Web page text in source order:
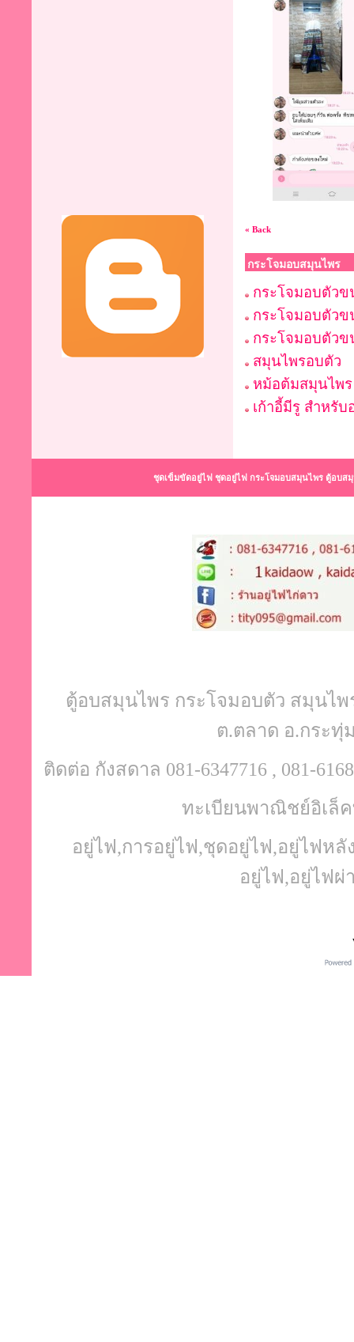
« Back
กระโจมอบสมุนไพร
กระโจมอบตัว
กระโจมอบตัว
กระโจมอบตัวข
สมุนไพรอบตัว
หม้อต้มสมุนไพร
เก้าอี้มีรู สำหรั
ชุดเข็มขัดอยู่ไฟ ชุดอยู่ไฟ กระโจมอบสมุนไพร ตู้อบส
ตู้อบสมุนไพร กระโจมอบตัว สมุนไ
ต.ตลาด อ.กระทุ่
ติดต่อ กังสดาล 081-6347716 , 081-
ทะเบียนพาณิชย์อิเล็ค
อยู่ไฟ,การอยู่ไฟ,ชุดอยู่ไฟ,อยู่ไฟห
อยู่ไฟ,อยู่ไฟผ่